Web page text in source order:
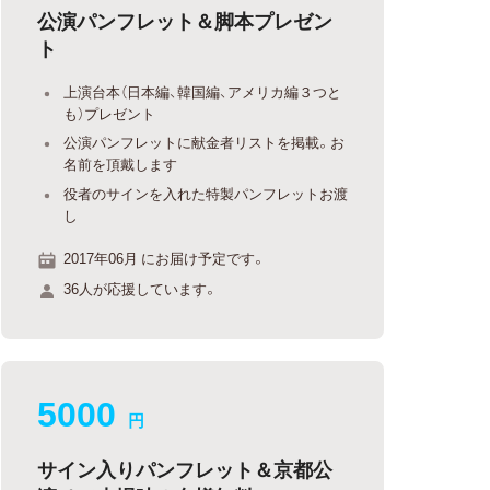
公演パンフレット＆脚本プレゼン
ト
上演台本（日本編、韓国編、アメリカ編３つと
も）プレゼント
公演パンフレットに献金者リストを掲載。お
名前を頂戴します
役者のサインを入れた特製パンフレットお渡
し
2017年06月 にお届け予定です。
36人が応援しています。
5000 円
サイン入りパンフレット＆京都公